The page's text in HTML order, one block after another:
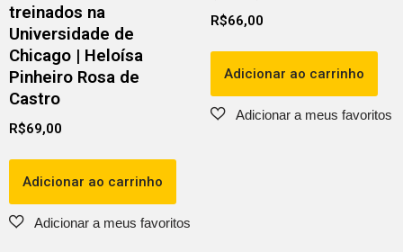
treinados na
Universidade de
Chicago | Heloísa
Pinheiro Rosa de
Castro
R$69,00
Adicionar ao carrinho
R$66,00
Adicionar ao carrinho